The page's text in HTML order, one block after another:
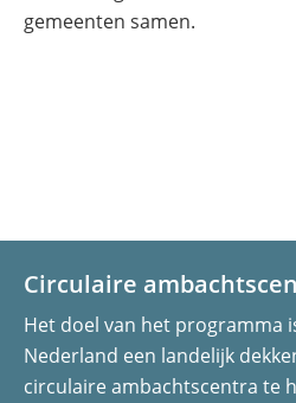
gemeenten samen.
Circulaire
Het doel van het programma
Nederland een landelijk
circulaire ambachtscentra te